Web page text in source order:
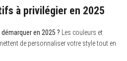
à privilégier en 2025
en 2025 ? Les couleurs et
de personnaliser votre style tout en